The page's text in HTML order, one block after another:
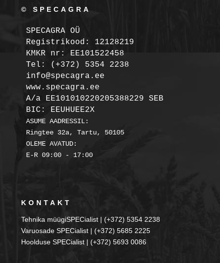
© SPECAGRA
SPECAGRA OÜ
Registrikood: 12128219
KMKR nr: EE101522458
Tel: (+372) 5354 2238
info@specagra.ee
A/a EE101010220205388229 SEB
BIC: EEUHUEE2X
ASUME AADRESSIL:
Ringtee 32a, Tartu, 50105
OLEME AVATUD:
E-R 09:00 - 17:00
KONTAKT
Tehnika müügiSPECialist | (+372) 5354 2238
Varuosade SPECialist | (+372) 5685 2225
Hoolduse SPECialist | (+372) 5693 0086